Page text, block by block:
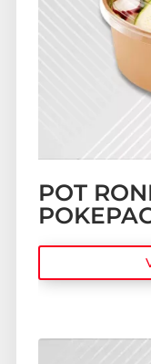
POT